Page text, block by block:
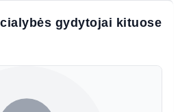
gydytojai kituose